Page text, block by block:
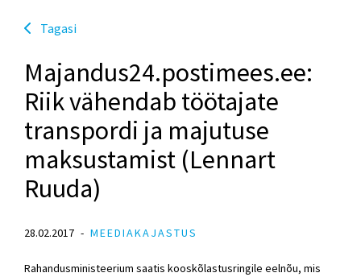
Tagasi
Majandus24.postimees.ee:
Riik vähendab töötajate
transpordi ja majutuse
maksustamist (Lennart
Ruuda)
28.02.2017 MEEDIAKAJASTUS
Rahandusministeerium saatis kooskõlastusringile eelnõu, mis